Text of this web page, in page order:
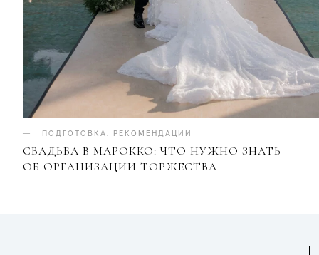
ПОДГОТОВКА РЕКОМЕНДАЦИИ
СВАДЬБА В МАРОККО: ЧТО НУЖНО ЗНАТЬ
ОБ ОРГАНИЗАЦИИ ТОРЖЕСТВА